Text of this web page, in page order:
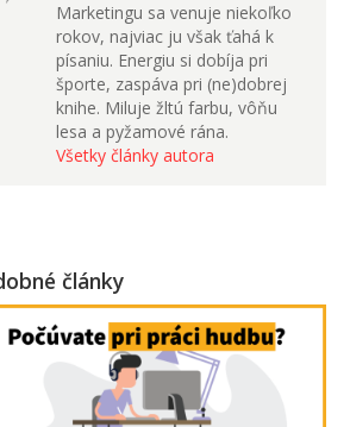
Marketingu sa venuje niekoľko
rokov, najviac ju však ťahá k
písaniu. Energiu si dobíja pri
športe, zaspáva pri (ne)dobrej
knihe. Miluje žltú farbu, vôňu
lesa a pyžamové rána.
Všetky články autora
články